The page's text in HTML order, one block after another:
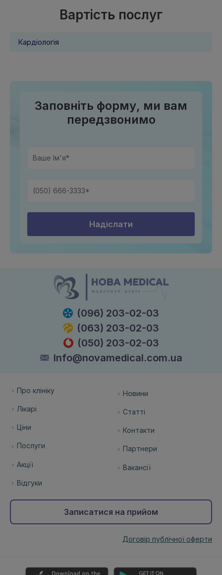
Вартість послуг
Кардіологія
Заповніть форму, ми вам
передзвонимо
Надіслати
(096) 203-02-03
(063) 203-02-03
(050) 203-02-03
Info@novamedical.com.ua
Про клініку
Лікарі
Ціни
Послуги
Акції
Відгуки
Новини
Статті
Контакти
Партнери
Вакансії
Записатися на прийом
Договір публічної оферти